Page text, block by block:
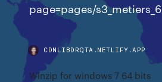
page=pages/s3_metiers_6
CDNLIBDRQTA.NETLIFY.APP
Winzip for windows 7 64 bits